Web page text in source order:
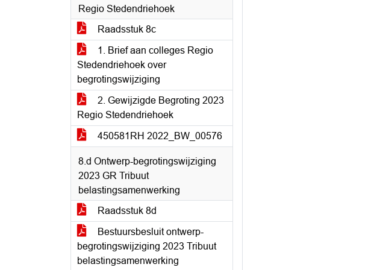
Regio Stedendriehoek
Raadsstuk 8c
1. Brief aan colleges Regio
Stedendriehoek over
begrotingswijziging
2. Gewijzigde Begroting 2023
Regio Stedendriehoek
450581RH 2022_BW_00576
8.d Ontwerp-begrotingswijziging
2023 GR Tribuut
belastingsamenwerking
Raadsstuk 8d
Bestuursbesluit ontwerp-
begrotingswijziging 2023 Tribuut
belastingsamenwerking